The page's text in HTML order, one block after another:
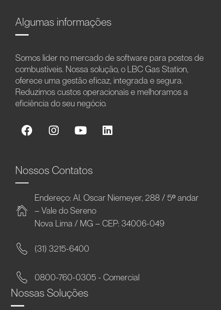
Algumas informações
Somos líder no mercado de software para postos de
combustíveis. Nossa solução, o LBC Gas Station,
oferece uma gestão eficaz, integrada e segura.
Reduzimos custos operacionais e melhoramos a
eficiência do seu negócio.
Nossos Contatos
Endereço: Al. Oscar Niemeyer, 288 / 5º andar
– Vale do Sereno
Nova Lima / MG – CEP: 34006-049
(31) 3215-6400
0800-760-0305 - Comercial
Nossas Soluções